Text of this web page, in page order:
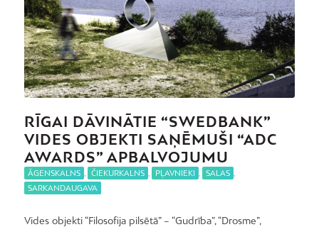
RĪGAI DĀVINĀTIE “SWEDBANK”
VIDES OBJEKTI SAŅĒMUŠI “ADC
AWARDS” APBALVOJUMU
ĀGENSKALNS ČIEKURKALNS PĻAVNIEKI SALAS
SARKANDAUGAVA
Vides objekti “Filosofija pilsētā” – “Gudrība”, “Drosme”,